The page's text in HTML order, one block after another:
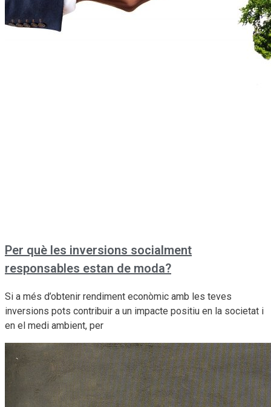
Per què les inversions socialment
responsables estan de moda?
Si a més d’obtenir rendiment econòmic amb les teves
inversions pots contribuir a un impacte positiu en la societat i
en el medi ambient, per